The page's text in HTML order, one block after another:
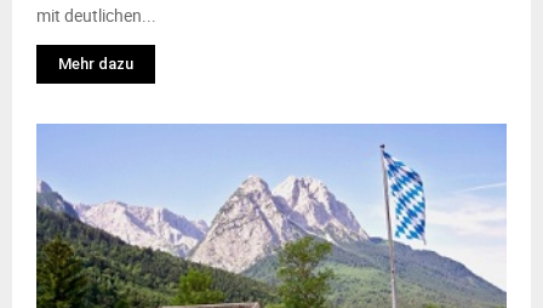
mit deutlichen...
Mehr dazu